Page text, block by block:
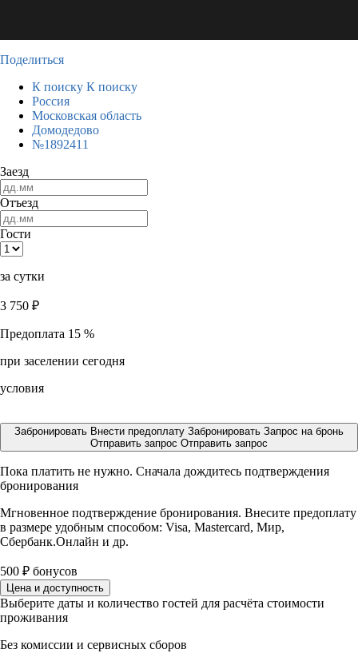
Поделиться
К поиску К поиску
Россия
Московская область
Домодедово
№1892411
Заезд
Отъезд
Гости
за сутки
3 750 ₽
Предоплата 15 %
при заселении сегодня
условия
Забронировать Внести предоплату Забронировать Запрос на бронь
Отправить запрос Отправить запрос
Пока платить не нужно. Сначала дождитесь подтверждения
бронирования
Мгновенное подтверждение бронирования. Внесите предоплату
в размере удобным способом: Visa, Mastercard, Мир,
Сбербанк.Онлайн и др.
500 ₽ бонусов
Цена и доступность
Выберите даты и количество гостей для расчёта стоимости
проживания
Без комиссии и сервисных сборов